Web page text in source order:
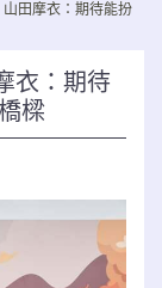
田摩衣：期待能扮
衣：期待
樑